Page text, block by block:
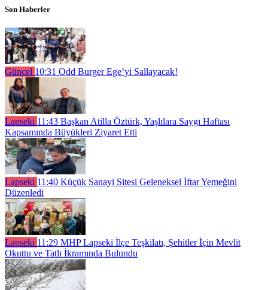
Son Haberler
Güncel 10:31 Odd Burger Ege’yi Sallayacak!
Lapseki 11:43 Başkan Atilla Öztürk, Yaşlılara Saygı Haftası
Kapsamında Büyükleri Ziyaret Etti
Lapseki 11:40 Küçük Sanayi Sitesi Geleneksel İftar Yemeğini
Düzenledi
Lapseki 11:29 MHP Lapseki İlçe Teşkilatı, Şehitler İçin Mevlit
Okuttu ve Tatlı İkramında Bulundu